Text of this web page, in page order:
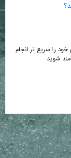
را سریع تر انجام
شوید